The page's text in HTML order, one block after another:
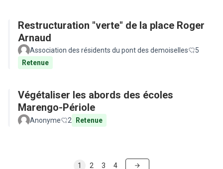
Restructuration "verte" de la place Roger
Arnaud
Association des résidents du pont des demoiselles
5
Retenue
Végétaliser les abords des écoles
Marengo-Périole
Anonyme 2 Retenue
1 2 3 4